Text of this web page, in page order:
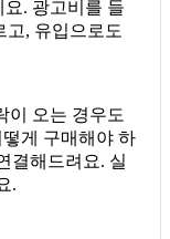
. 광고비를 들
고, 유입으로도
이 오는 경우도
게 구매해야 하
결해드려요. 실
.